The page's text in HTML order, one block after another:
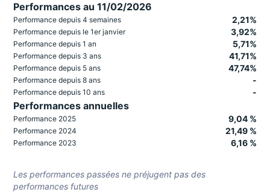
Performances au 11/02/2026
Performance depuis 4 semaines 2,21%
Performance depuis le 1er janvier 3,92%
Performance depuis 1 an 5,71%
Performance depuis 3 ans 41,71%
Performance depuis 5 ans 47,74%
Performance depuis 8 ans -
Performance depuis 10 ans -
Performances annuelles
Performance 2025 9,04 %
Performance 2024 21,49 %
Performance 2023 6,16 %
Les performances passées ne préjugent pas des
performances futures